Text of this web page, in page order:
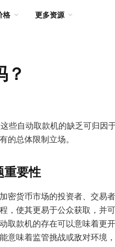
格 更多资源
些自动取款机的缺乏可归因
的总体限制立场。
重要性
密货币市场的投资者、交易
，使其更易于公众获取，并
取款机的存在可以意味着更
意味着监管挑战或敌对环境